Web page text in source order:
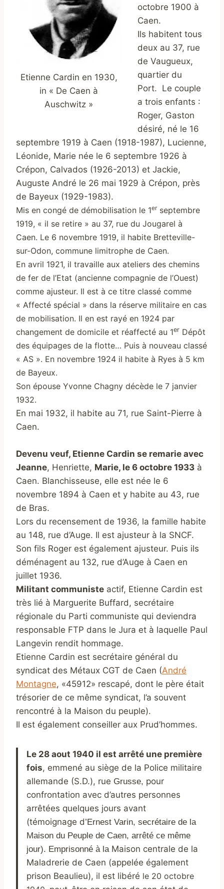
Etienne Cardin en 1930,
in « De Caen à
Auschwitz »
octobre 1900 à
Caen.
Ils habitent tous
deux au 37, rue
de Vaugueux,
quartier du
Port. Le couple
a trois enfants :
Roger, Gaston
désiré, né le 16
septembre 1919 à Caen (1918-1987), Lucienne,
Léonide, Marie née le 6 septembre 1926 à
Crépon, Calvados (1926-2013) et Jackie,
Auguste André le 26 mai 1929 à Crépon, près
de Bayeux (1929-1983).
Mis en congé de démobilisation le 1erseptembre
1919, « il se retire » au 37, rue du Jougarel à
Caen. Le 6 novembre 1919, il habite Bretteville-
sur-Odon, commune limitrophe de Caen.
En avril 1921, il travaille aux ateliers des chemins
de fer de l’Etat (ancienne compagnie de l’Ouest)
comme ajusteur. Il est à ce titre classé comme
« Affecté spécial » dans la réserve militaire en cas
de mobilisation. Il en est rayé en 1924 par
changement de domicile et réaffecté au 1er Dépôt
des équipages de la flotte… Puis à nouveau classé
« AS ». En novembre 1924 il habite à Ryes à 5 km
de Bayeux.
Son épouse Yvonne Chagny décède le 7 janvier
1932.
En mai 1932, il habite au 71, rue Saint-Pierre à
Caen.
Devenu veuf, Etienne Cardin se remarie avec
Jeanne, Henriette, Marie, le 6 octobre 1933 à
Caen. Blanchisseuse, elle est née le 6
novembre 1894 à Caen et y habite au 43, rue
de Bras.
Lors du recensement de 1936, la famille habite
au 148, rue d’Auge. Il est ajusteur à la SNCF.
Son fils Roger est également ajusteur. Puis ils
déménagent au 132, rue d’Auge à Caen en
juillet 1936.
Militant communiste actif, Etienne Cardin est
très lié à Marguerite Buffard, secrétaire
régionale du Parti communiste qui deviendra
responsable FTP dans le Jura et à laquelle Paul
Langevin rendit hommage.
Etienne Cardin est secrétaire général du
syndicat des Métaux CGT de Caen (André
Montagne, «45912» rescapé, dont le père était
trésorier de ce même syndicat, l’a souvent
rencontré à la Maison du peuple).
Il est également conseiller aux Prud’hommes.
Le 28 aout 1940 il est arrêté une première
fois, emmené au siège de la Police militaire
allemande (S.D.), rue Grusse, pour
confrontation avec d’autres personnes
arrêtées quelques jours avant
(témoignage d’Ernest Varin, secrétaire de la
Maison du Peuple de Caen, arrêté ce même
jour). Emprisonné à la Maison centrale de la
Maladrerie de Caen (appelée également
prison Beaulieu), il est libéré le 20 octobre